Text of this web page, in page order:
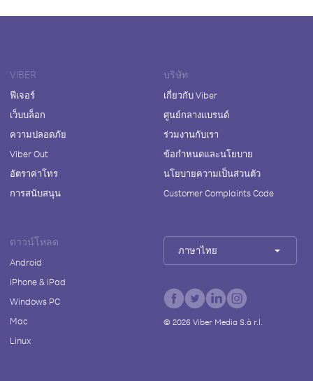
VIBER
ฟีเจอร์
เว็บบล็อก
ความปลอดภัย
Viber Out
อัตราค่าโทร
การสนับสนุน
บริษัท
เกี่ยวกับ Viber
ศูนย์กลางแบรนด์
ร่วมงานกับเรา
ข้อกำหนดและนโยบาย
นโยบายความเป็นส่วนตัว
Customer Complaints Code
ดาวน์โหลด
Android
iPhone & iPad
Windows PC
Mac
Linux
ภาษาไทย
© 2026Viber Media S.à r.l.